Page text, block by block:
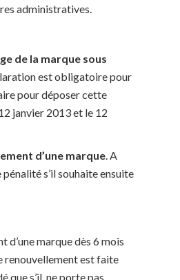
administratives.
de la marque sous
est obligatoire pour
pour déposer cette
janvier 2013 et le 12
d’une marque. A
s’il souhaite ensuite
d’une marque dès 6 mois
renouvellement est faite
que s’il ne porte pas